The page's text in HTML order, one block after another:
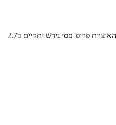
שיח גלריה עם הצלמת דליה זליקה והאוצרת פרופ' פסי גירש יתקיים ב2.7